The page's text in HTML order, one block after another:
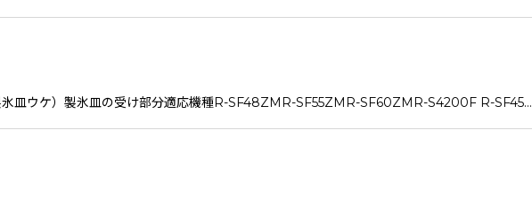
皿ウケ）製氷皿の受け部分適応機種R-SF48ZMR-SF55ZMR-SF60ZMR-S4200F R-SF45…